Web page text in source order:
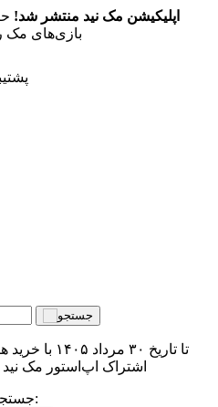
اپلیکیشن مک نید منتشر شد!
بازی‌های مک
اشتراک اپ‌استور مک نید
جستجو در کامل‌ترین آرشیو مک ایران: